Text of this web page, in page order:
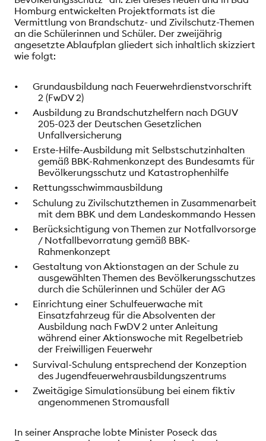
Homburg entwickelten Projektformats ist die
Vermittlung von Brandschutz- und Zivilschutz-Themen
an die Schülerinnen und Schüler. Der zweijährig
angesetzte Ablaufplan gliedert sich inhaltlich skizziert
wie folgt:
•
Grundausbildung nach Feuerwehrdienstvorschrift
2 (FwDV 2)
•
Ausbildung zu Brandschutzhelfern nach DGUV
205-023 der Deutschen Gesetzlichen
Unfallversicherung
•
Erste-Hilfe-Ausbildung mit Selbstschutzinhalten
gemäß BBK-Rahmenkonzept des Bundesamts für
Bevölkerungsschutz und Katastrophenhilfe
•
Rettungsschwimmausbildung
•
Schulung zu Zivilschutzthemen in Zusammenarbeit
mit dem BBK und dem Landeskommando Hessen
•
Berücksichtigung von Themen zur Notfallvorsorge
/ Notfallbevorratung gemäß BBK-
Rahmenkonzept
•
Gestaltung von Aktionstagen an der Schule zu
ausgewählten Themen des Bevölkerungsschutzes
durch die Schülerinnen und Schüler der AG
•
Einrichtung einer Schulfeuerwache mit
Einsatzfahrzeug für die Absolventen der
Ausbildung nach FwDV 2 unter Anleitung
während einer Aktionswoche mit Regelbetrieb
der Freiwilligen Feuerwehr
•
Survival-Schulung entsprechend der Konzeption
des Jugendfeuerwehrausbildungszentrums
•
Zweitägige Simulationsübung bei einem fiktiv
angenommenen Stromausfall
In seiner Ansprache lobte Minister Poseck das